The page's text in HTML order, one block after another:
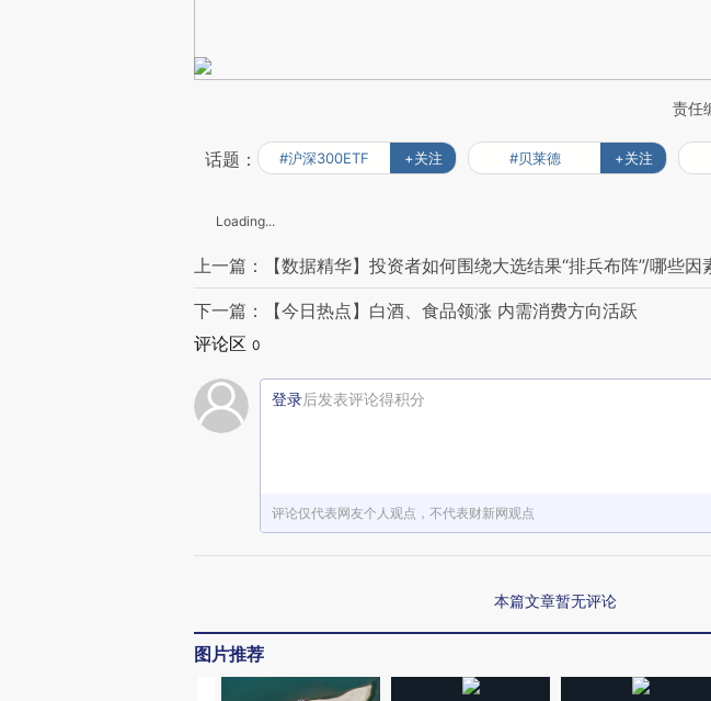
责任
话题： #沪深300ETF +关注 #贝莱德 +关注
Loading...
上一篇：【数据精华】投资者如何围绕大选结果“排兵布阵”/哪些因
下一篇：【今日热点】白酒、食品领涨 内需消费方向活跃
评论区 0
登录后发表评论得积分
评论仅代表网友个人观点，不代表财新网观点
本篇文章暂无评论
图片推荐